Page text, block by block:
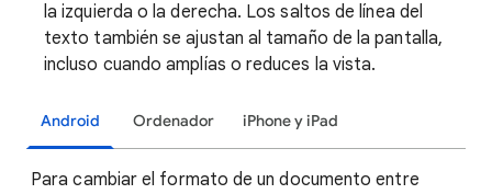
la izquierda o la derecha. Los saltos de línea del
texto también se ajustan al tamaño de la pantalla,
incluso cuando amplías o reduces la vista.
Android Ordenador iPhone y iPad
Para cambiar el formato de un documento entre